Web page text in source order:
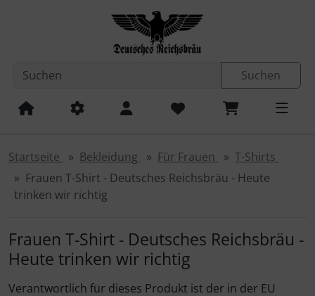
Sprungnavigation
Springe zum Inhalt Springe zur Navigation
Suchen
Startseite Bekleidung Für Frauen
T-Shirts
Frauen T-Shirt - Deutsches Reichsbräu - Heute
trinken wir richtig
Frauen T-Shirt - Deutsches Reichsbräu -
Heute trinken wir richtig
Verantwortlich für dieses Produkt ist der in der EU